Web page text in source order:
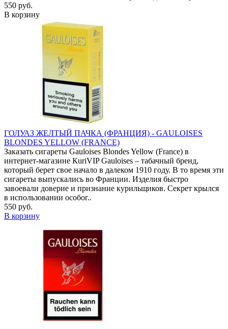
550 руб.
В корзину
ГОЛУАЗ ЖЕЛТЫЙ ПАЧКА (ФРАНЦИЯ) - GAULOISES
BLONDES YELLOW (FRANCE)
Заказать сигареты Gauloises Blondes Yellow (France) в
интернет-магазине КuriVIP Gauloises – табачный бренд,
который берет свое начало в далеком 1910 году. В то время эти
сигареты выпускались во Франции. Изделия быстро
завоевали доверие и признание курильщиков. Секрет крылся
в использовании особог..
550 руб.
В корзину